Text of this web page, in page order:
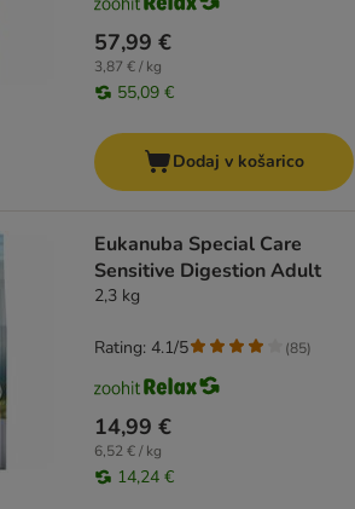
57,99 €
3,87 € / kg
55,09 €
Dodaj v košarico
Eukanuba Special Care
Sensitive Digestion Adult
2,3 kg
14,99 €
6,52 € / kg
14,24 €
Rating: 4.1/5 (85)